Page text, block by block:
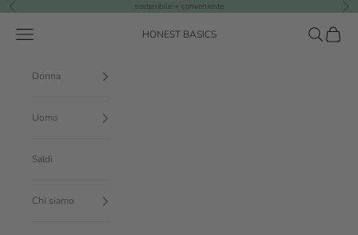
Vai al contenuto
Precedente sostenibile + conveniente
HONEST BASICS
Menù CercaCarrello
Donna
Uomo
Saldi
Chi siamo